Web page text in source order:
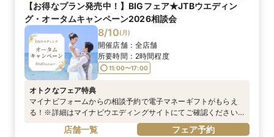
【お得なプラン発売中！】BIGフェア★JTBウエディン
グ・オータムキャンペーン2026相談会
8/10(月)
開催店舗： 全店舗
所要時間： 2時間程度
11:00〜17:00
オトクなフェア特典
マイナビフォームからの相談予約で電子マネーギフトがもらえ
る！※詳細はマイナビウエディングサイトにてご確認ください
※電話予約は対象外です
店舗一覧 フェア予約